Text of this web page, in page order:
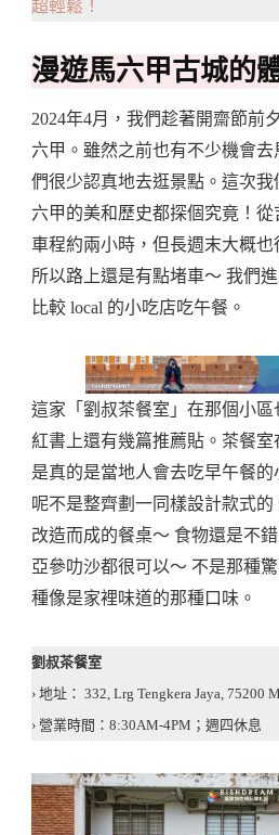
超輕鬆！
漫遊馬六甲古城的
2024年4月，我們趁著開齋節前
六甲。雖然之前也有不少機會
們很少認真地去逛景點。這次
六甲的美和歷史都探個究竟！從
車程約兩小時，但長週末大概也
所以路上還是有點堵車～ 我們
比較 local 的小吃店吃午餐。
這家「劉叔茶餐室」在那個小
紅書上還有幾篇推薦貼。茶餐
是真的是當地人會去吃早午餐
呢不是整齊劃一同樣設計款式
改造而成的餐桌～ 食物還是不
亞參叻沙都很可以～ 不是那種
種像是家裡味道的那種口味。
劉叔茶餐室
› 地址： 332, Lrg Tengkera Jaya, 75200
› 營業時間：8:30AM-4PM；週四休息